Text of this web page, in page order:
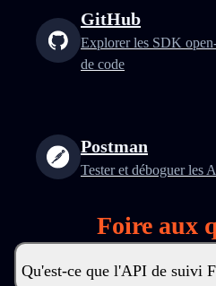
GitHub
Explorer les SDK
de code
Postman
Tester et déboguer les
Foire aux
Qu'est-ce que l'API de suivi